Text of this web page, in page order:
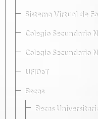
Sistema Virtual de
Colegio Secundario
Colegio Secundario
UFIDeT
Becas
Becas